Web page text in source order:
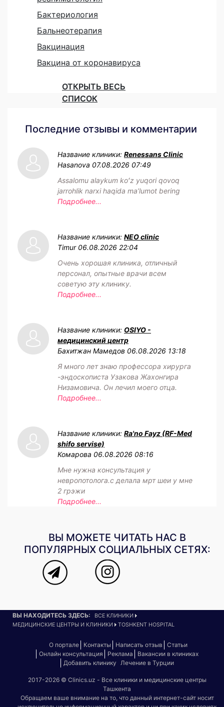
Бактериология
Бальнеотерапия
Вакцинация
Вакцина от коронавируса
ОТКРЫТЬ ВЕСЬ
СПИСОК
Последние отзывы и комментарии
Название клиники: Renessans Clinic
Hasanova 07.08.2026 07:49
Assalomu alaykum koʻz yuqori qovoq
jarrohlik narxi haqida maʼlumot bering
Подробнее...
Название клиники: NEO clinic
Timur 06.08.2026 22:04
Очень хорошая клиника, отличный
персонал, опытные врачи всем
советую эту клинику.
Подробнее...
Название клиники: OSIYO -
медицинский центр
Бахитжан Мамедов 06.08.2026 13:18
Я много лет знаю профессора хирурга
-эндоскописта Узакова Жахонгира
Низамовича. Он лечил моего отца.
Подробнее...
Название клиники: Ra'no Fayz (RF-Med
shifo servise)
Комарова 06.08.2026 08:16
Мне нужна консультация у
невропотолога.с делала мрт шеи у мне
2 грэжи
Подробнее...
ВЫ МОЖЕТЕ ЧИТАТЬ НАС В
ПОПУЛЯРНЫХ СОЦИАЛЬНЫХ СЕТЯХ:
ВЫ НАХОДИТЕСЬ ЗДЕСЬ:
ВСЕ КЛИНИКИ
МЕДИЦИНСКИЕ ЦЕНТРЫ И КЛИНИКИ
TOSHKENT HOSPITAL
О портале Контакты Написать отзыв
Статьи
Онлайн консультация
Реклама
Вакансии в клиниках
Добавить клинику
Лечение в Турции
2017-2026 © Clinics.uz - Все клиники и медицинские центры
Ташкента
Обращаем ваше внимание на то, что данный интернет-сайт носит